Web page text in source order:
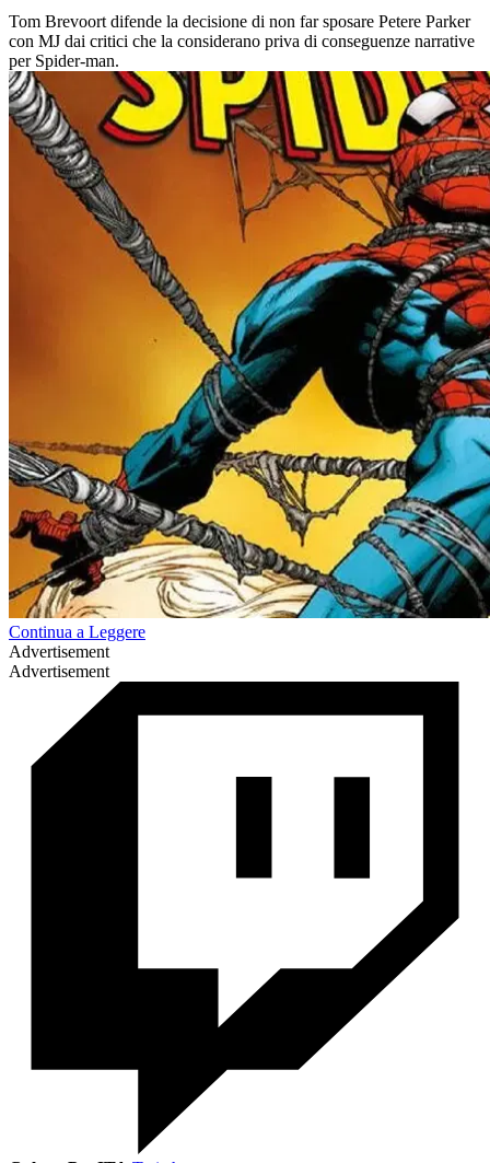
Tom Brevoort difende la decisione di non far sposare Petere Parker
con MJ dai critici che la considerano priva di conseguenze narrative
per Spider-man.
Continua a Leggere
Advertisement
Advertisement